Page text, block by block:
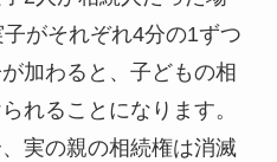
がそれぞれ4分の1ずつ
加わると、子どもの相
れることになります。
実の親の相続権は消滅